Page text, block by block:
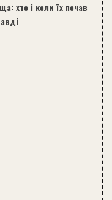
хто і коли їх почав